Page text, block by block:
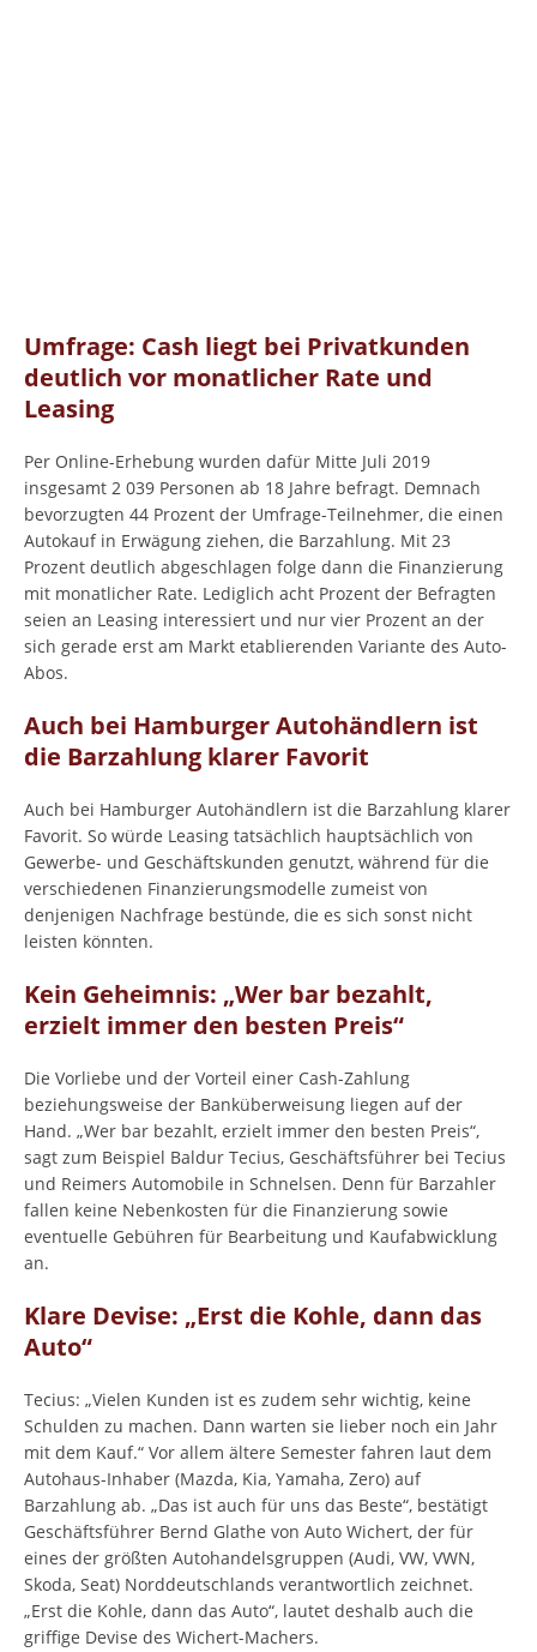
Umfrage: Cash liegt bei Privatkunden
deutlich vor monatlicher Rate und
Leasing
Per Online-Erhebung wurden dafür Mitte Juli 2019
insgesamt 2 039 Personen ab 18 Jahre befragt. Demnach
bevorzugten 44 Prozent der Umfrage-Teilnehmer, die einen
Autokauf in Erwägung ziehen, die Barzahlung. Mit 23
Prozent deutlich abgeschlagen folge dann die Finanzierung
mit monatlicher Rate. Lediglich acht Prozent der Befragten
seien an Leasing interessiert und nur vier Prozent an der
sich gerade erst am Markt etablierenden Variante des Auto-
Abos.
Auch bei Hamburger Autohändlern ist
die Barzahlung klarer Favorit
Auch bei Hamburger Autohändlern ist die Barzahlung klarer
Favorit. So würde Leasing tatsächlich hauptsächlich von
Gewerbe- und Geschäftskunden genutzt, während für die
verschiedenen Finanzierungsmodelle zumeist von
denjenigen Nachfrage bestünde, die es sich sonst nicht
leisten könnten.
Kein Geheimnis: „Wer bar bezahlt,
erzielt immer den besten Preis“
Die Vorliebe und der Vorteil einer Cash-Zahlung
beziehungsweise der Banküberweisung liegen auf der
Hand. „Wer bar bezahlt, erzielt immer den besten Preis“,
sagt zum Beispiel Baldur Tecius, Geschäftsführer bei Tecius
und Reimers Automobile in Schnelsen. Denn für Barzahler
fallen keine Nebenkosten für die Finanzierung sowie
eventuelle Gebühren für Bearbeitung und Kaufabwicklung
an.
Klare Devise: „Erst die Kohle, dann das
Auto“
Tecius: „Vielen Kunden ist es zudem sehr wichtig, keine
Schulden zu machen. Dann warten sie lieber noch ein Jahr
mit dem Kauf.“ Vor allem ältere Semester fahren laut dem
Autohaus-Inhaber (Mazda, Kia, Yamaha, Zero) auf
Barzahlung ab. „Das ist auch für uns das Beste“, bestätigt
Geschäftsführer Bernd Glathe von Auto Wichert, der für
eines der größten Autohandelsgruppen (Audi, VW, VWN,
Skoda, Seat) Norddeutschlands verantwortlich zeichnet.
„Erst die Kohle, dann das Auto“, lautet deshalb auch die
griffige Devise des Wichert-Machers.